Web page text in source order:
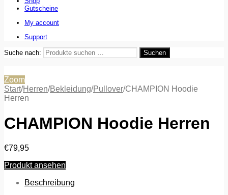
Gutscheine
My account
Support
Suche nach: Suchen
Zoom
Start/Herren/Bekleidung/Pullover/CHAMPION Hoodie
Herren
CHAMPION Hoodie Herren
€79,95
Produkt ansehen
Beschreibung